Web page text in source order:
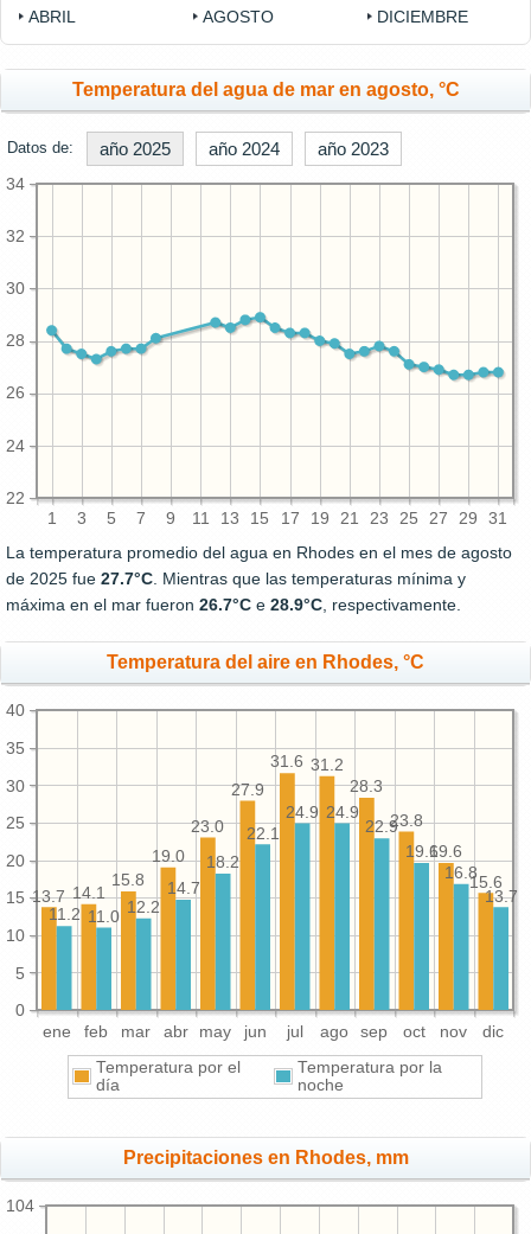
ABRIL
AGOSTO
DICIEMBRE
Temperatura del agua de mar en agosto, °C
Datos de: año 2025 año 2024 año 2023
1 3 5 7 9 11 13 15 17 19 21 23 25 27 29 31
22
24
26
28
30
32
34
La temperatura promedio del agua en Rhodes en el mes de agosto
de 2025 fue 27.7°C. Mientras que las temperaturas mínima y
máxima en el mar fueron 26.7°C e 28.9°C, respectivamente.
Temperatura del aire en Rhodes, °C
ene feb mar abr may jun jul ago sep oct nov dic
0
5
10
15
20
25
30
35
40
15.6
19.6
23.8
28.3
31.2
31.6
27.9
23.0
19.0
15.8
14.1
13.7 13.7
16.8
19.6
22.9
24.9
24.9
22.1
18.2
14.7
12.2
11.0
11.2
Temperatura por el
día
Temperatura por la
noche
Precipitaciones en Rhodes, mm
104